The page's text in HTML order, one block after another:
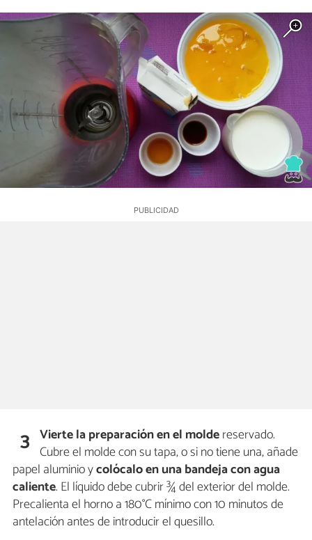
3 Vierte la preparación en el moldereservado.
Cubre el molde con su tapa, o si no tiene una, añade
papel aluminio ycolócalo en una bandeja con agua
caliente. El líquido debe cubrir ¾ del exterior del molde.
Precalienta el horno a 180°C mínimo con 10 minutos de
antelación antes de introducir el quesillo.